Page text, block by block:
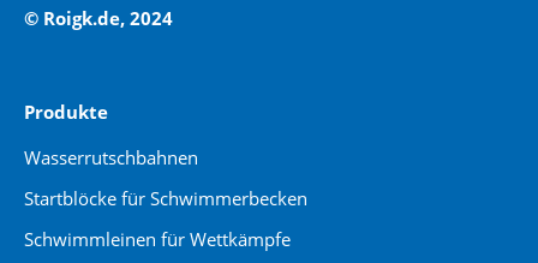
© Roigk.de, 2024
Produkte
Wasserrutschbahnen
Startblöcke für Schwimmerbecken
Schwimmleinen für Wettkämpfe